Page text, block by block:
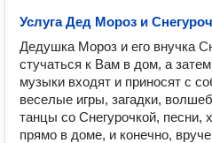
Услуга Дед Мороз и
Дедушка Мороз и его внучка
стучаться к Вам в дом, а
музыки входят и приносят с
веселые игры, загадки,
танцы со Снегурочкой, песни,
прямо в доме, и конечно,